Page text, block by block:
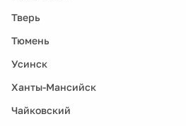
Тверь
Тюмень
Усинск
Ханты-Мансийск
Чайковский